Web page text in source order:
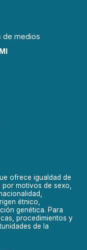
de medios
ofrece igualdad de
motivos de sexo,
étnico,
genética. Para
procedimientos y
de la